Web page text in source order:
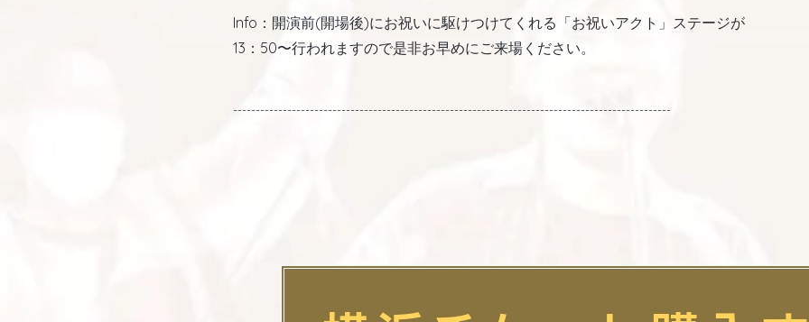
Info：開演前(開場後)にお祝いに駆けつけてくれる「お祝いアクト」ステージが
13：50〜行われますので是非お早めにご来場ください。
-------------------------------------------------------------------------------------------------